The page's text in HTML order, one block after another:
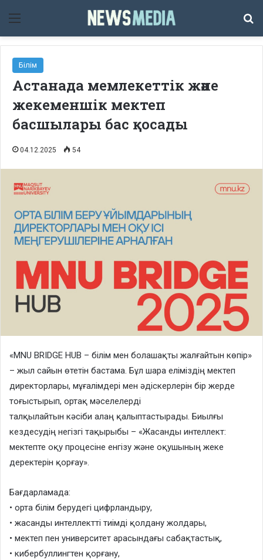
Мәзір
Білім
Астанада мемлекеттік және
жекеменшік мектеп
басшылары бас қосады
04.12.2025 54
«MNU BRIDGE HUB – білім мен болашақты жалғайтын көпір»
– жыл сайын өтетін бастама. Бұл шара еліміздің мектеп
директорлары, мұғалімдері мен әдіскерлерін бір жерде
тоғыстырып, ортақ мәселелерді
талқылайтын кәсіби алаң қалыптастырады. Биылғы
кездесудің негізгі тақырыбы – «Жасанды интеллект:
мектепте оқу процесіне енгізу және оқушының жеке
деректерін қорғау».
Бағдарламада:
• орта білім берудегі цифрландыру,
• жасанды интеллектті тиімді қолдану жолдары,
• мектеп пен университет арасындағы сабақтастық,
• кибербуллингтен қорғану,